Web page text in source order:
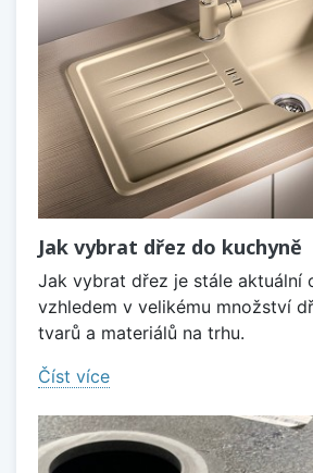
Jak vybrat dřez do kuchyně
Jak vybrat dřez je stále aktuální
vzhledem v velikému množství
tvarů a materiálů na trhu.
Číst více